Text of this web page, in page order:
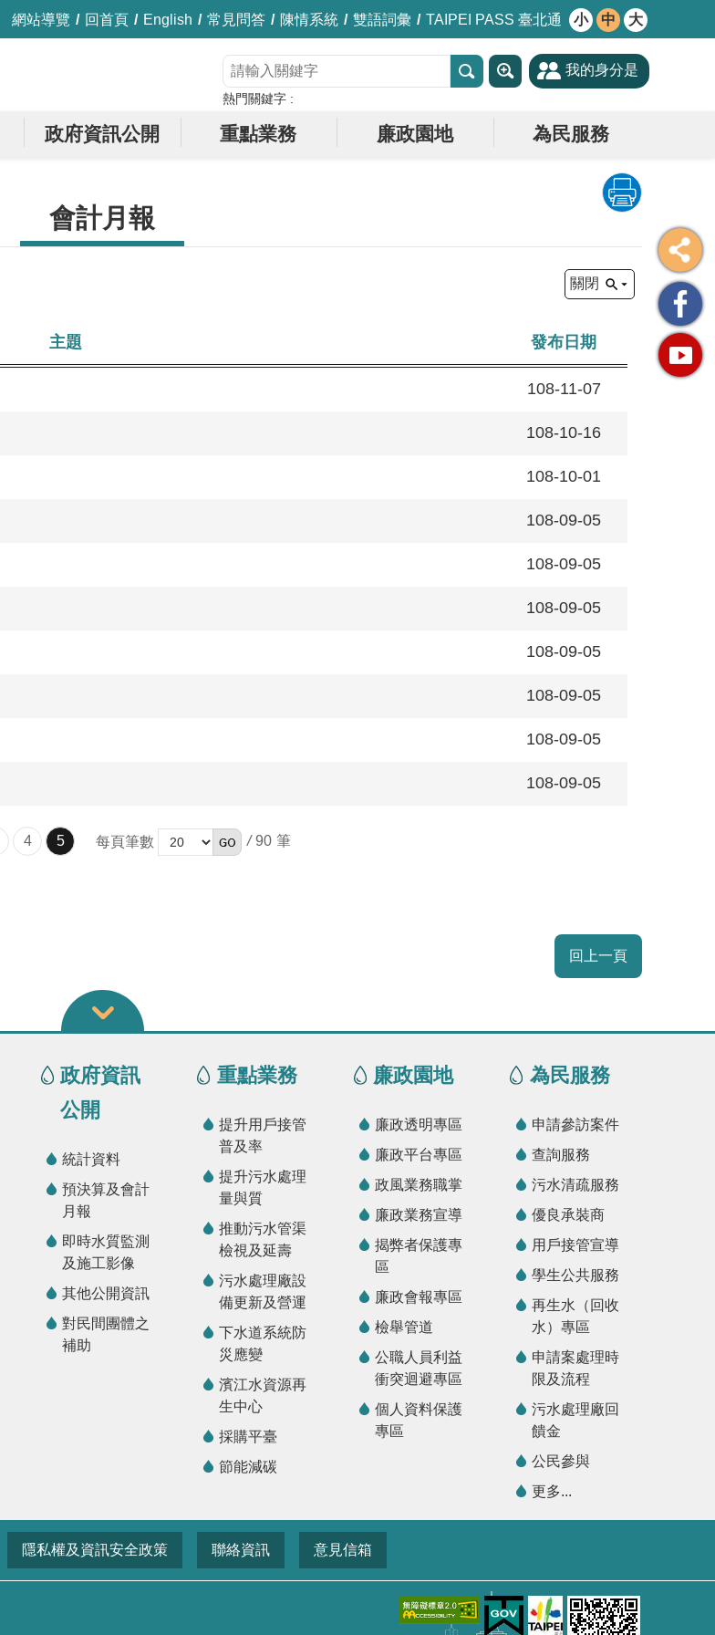
網站導覽 回首頁 English 常見問答 陳情系統 雙語詞彙 TAIPEI PASS 臺北通 小 中 大
熱門關鍵字
我的身分是
政府資訊公開 重點業務 廉政園地 為民服務
會計月報
關閉
主題 發布日期
108-11-07
108-10-16
108-10-01
108-09-05
108-09-05
108-09-05
108-09-05
108-09-05
108-09-05
108-09-05
4 5 每頁筆數 / 90
回上一頁
政府資訊
公開
統計資料
預決算及會計
月報
即時水質監測
及施工影像
其他公開資訊
對民間團體之
補助
重點業務
提升用戶接管
普及率
提升污水處理
量與質
推動污水管渠
檢視及延壽
污水處理廠設
備更新及營運
下水道系統防
災應變
濱江水資源再
生中心
採購平臺
節能減碳
廉政園地
廉政透明專區
廉政平台專區
政風業務職掌
廉政業務宣導
揭弊者保護專
區
廉政會報專區
檢舉管道
公職人員利益
衝突迴避專區
個人資料保護
專區
為民服務
申請參訪案件
查詢服務
污水清疏服務
優良承裝商
用戶接管宣導
學生公共服務
再生水（回收
水）專區
申請案處理時
限及流程
污水處理廠回
饋金
公民參與
更多...
隱私權及資訊安全政策 聯絡資訊 意見信箱